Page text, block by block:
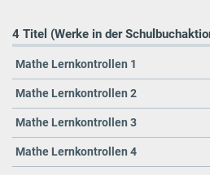
4 Titel (Werke in der
Mathe Lernkontrollen 1
Mathe Lernkontrollen 2
Mathe Lernkontrollen 3
Mathe Lernkontrollen 4